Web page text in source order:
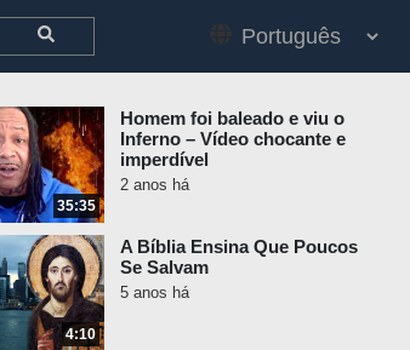
35:35
Homem foi baleado e viu o
Inferno – Vídeo chocante e
imperdível
2 anos há
4:10
A Bíblia Ensina Que Poucos
Se Salvam
5 anos há